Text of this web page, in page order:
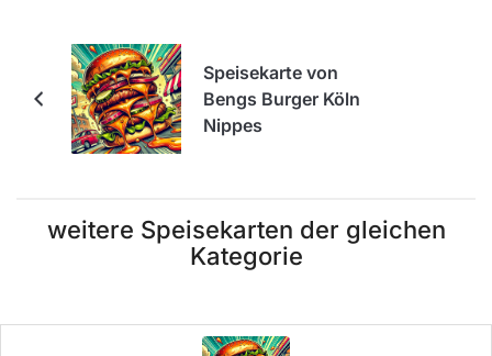
Speisekarte von
Bengs Burger Köln
Nippes
weitere Speisekarten der gleichen
Kategorie